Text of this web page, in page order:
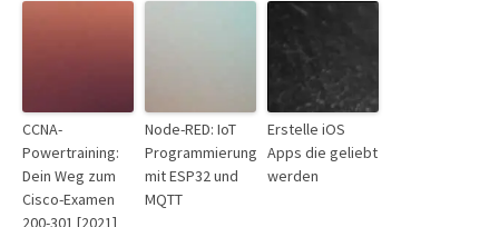
CCNA-
Powertraining:
Dein Weg zum
Cisco-Examen
200-301 [2021]
Node-RED: IoT
Programmierung
mit ESP32 und
MQTT
Erstelle iOS
Apps die geliebt
werden